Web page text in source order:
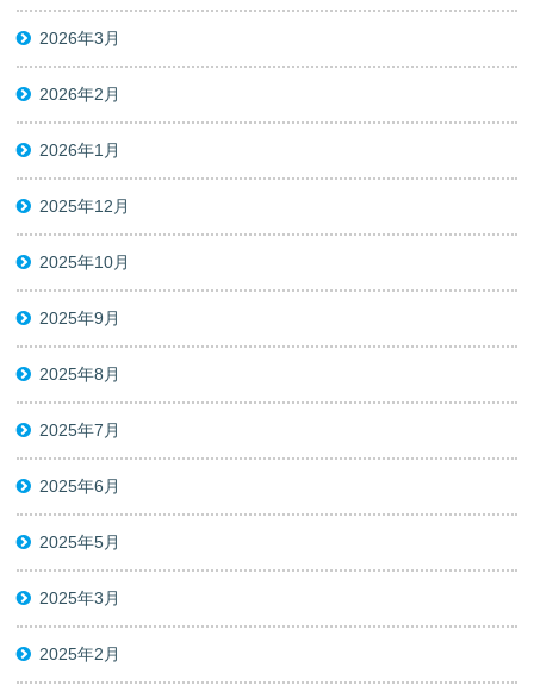
2026年3月
2026年2月
2026年1月
2025年12月
2025年10月
2025年9月
2025年8月
2025年7月
2025年6月
2025年5月
2025年3月
2025年2月